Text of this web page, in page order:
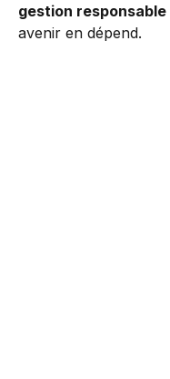
gestion responsable
avenir en dépend.